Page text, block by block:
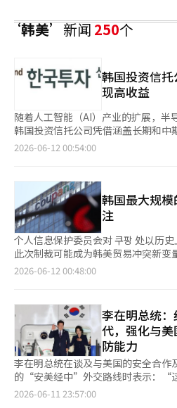
‘韩美’新闻250个
韩国投资信
现高收益
随着人工智能（AI）产业的扩展，半
韩国投资信托公司凭借涵盖长期和中
（ETF）系列，取得了显著的收益率。 根据6月11日韩国交易所的
益率为244.09%，最近三年收益率为
投资集中在SK海力士、英伟达、台
代工和设备领域的代表性企业，主要
投资于国内AI半导体市场增长的"ACE
三星电子、SK海力士和韩美半导体
合，并将材料、零部件和设备企业也
个月的收益率为204.64%，最近一年
导体ETF中表现优异。 随着AI产业从以学习为中心向以推理为中心
制半导体ETF"专注于美国和台湾市场
企业的前十名股票。该ETF在最近一
32种（不包括杠杆）上市的全球半导
一年收益率分别为92.81%和160.80%。 韩国投资信托公司
部的南庸洙表示：“ACE ETF系列涵
企业以及下一代技术的结构，”并
这种结构能够降低风险，同时应对
2026-06-12 00:54:00
韩国最大规
注
个人信息保护委员会对 쿠팡 处以历
此次制裁可能成为韩美贸易冲突新变量表示关注
在11日（当地时间）报道，韩国政府
华州，但其大部分收入来自韩国的电子商务企
委员会认为， 쿠팡 在个人信息访问权
忽，导致所有员工在离职后仍可通过
此次罚款包括与个人信息泄露相关的
法使用相关的2010亿韩元。 提及贸易冲突可能性的背景是 쿠팡 的
治理结构以及美国方面的既有问题。
贸易法301条为依据，主张“韩国政
撤回了请愿。 美国驻韩国大使提名人米歇尔·朴·斯蒂尔也提到
2026-06-12 00:48:00
李在明总统
代，强化与
防能力
李在明总统在谈及与美国的安全合作
的“安美经中”外交路线时表示：“
性。”他计划推进以国益为中心的新外交战略。 根
2026-06-11 23:57:00